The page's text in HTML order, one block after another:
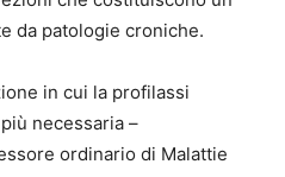
da patologie croniche.
in cui la profilassi
necessaria –
ordinario di Malattie